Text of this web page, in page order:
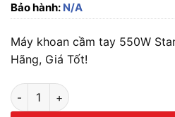
Bảo hành: N/A
Máy khoan cầm tay 550W
Hãng, Giá Tốt!
Máy khoan cầm tay 550W